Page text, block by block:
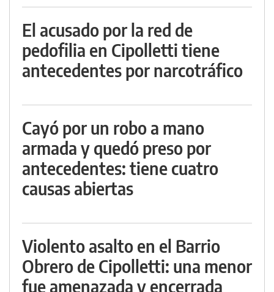
El acusado por la red de
pedofilia en Cipolletti tiene
antecedentes por narcotráfico
Cayó por un robo a mano
armada y quedó preso por
antecedentes: tiene cuatro
causas abiertas
Violento asalto en el Barrio
Obrero de Cipolletti: una menor
fue amenazada y encerrada